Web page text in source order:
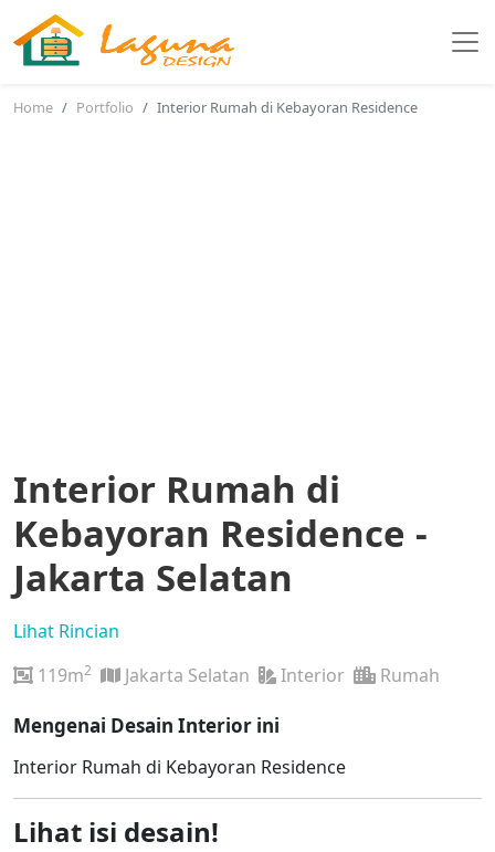
Home Portfolio Interior Rumah di Kebayoran Residence
Interior Rumah di
Kebayoran Residence -
Jakarta Selatan
Lihat Rincian
119m2 Jakarta Selatan Interior Rumah
Mengenai Desain Interior ini
Interior Rumah di Kebayoran Residence
Lihat isi desain!